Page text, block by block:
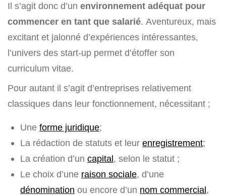
Il s’agit donc d’un environnement adéquat pour
commencer en tant que salarié. Aventureux, mais
excitant et jalonné d’expériences intéressantes,
l’univers des start-up permet d’étoffer son
curriculum vitae.
Pour autant il s’agit d’entreprises relativement
classiques dans leur fonctionnement, nécessitant ;
Une forme juridique;
La rédaction de statuts et leur enregistrement;
La création d’un capital, selon le statut ;
Le choix d’une raison sociale, d’une
dénomination ou encore d’un nom commercial,